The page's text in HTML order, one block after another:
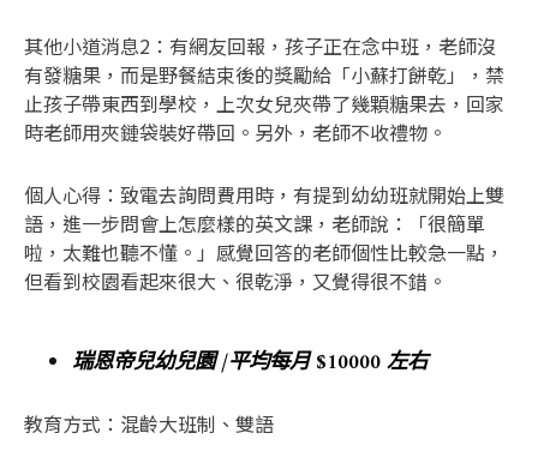
其他小道消息2：有網友回報，孩子正在念中班，老師沒
有發糖果，而是野餐結束後的獎勵給「小蘇打餅乾」，禁
止孩子帶東西到學校，上次女兒夾帶了幾顆糖果去，回家
時老師用夾鏈袋裝好帶回。另外，老師不收禮物。
個人心得：致電去詢問費用時，有提到幼幼班就開始上雙
語，進一步問會上怎麼樣的英文課，老師說：「很簡單
啦，太難也聽不懂。」感覺回答的老師個性比較急一點，
但看到校園看起來很大、很乾淨，又覺得很不錯。
瑞恩帝兒幼兒園 /平均每月 $10000 左右
教育方式：混齡大班制、雙語